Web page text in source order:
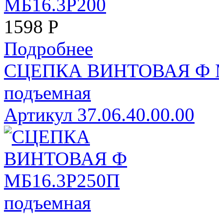
1598 Р
Подробнее
СЦЕПКА ВИНТОВАЯ Ф
подъемная
Артикул 37.06.40.00.00